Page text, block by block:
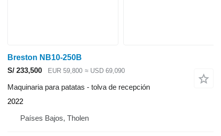
Breston NB10-250B
S/ 233,500
EUR 59,800 ≈ USD 69,090
Maquinaria para patatas - tolva de recepción
2022
Países Bajos, Tholen